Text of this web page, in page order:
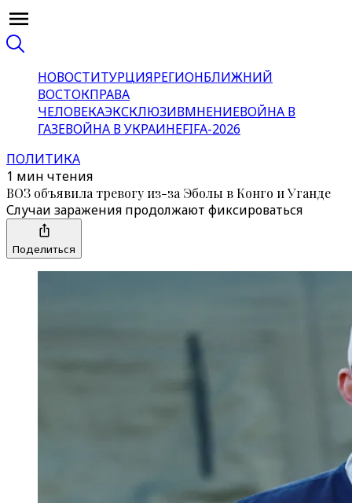
НОВОСТИТУРЦИЯРЕГИОНБЛИЖНИЙ
ВОСТОКПРАВА
ЧЕЛОВЕКАЭКСКЛЮЗИВМНЕНИЕВОЙНА В
ГАЗЕВОЙНА В УКРАИНЕFIFA-2026
ПОЛИТИКА
1 мин чтения
ВОЗ объявила тревогу из-за Эболы в Конго и Уганде
Случаи заражения продолжают фиксироваться
Поделиться